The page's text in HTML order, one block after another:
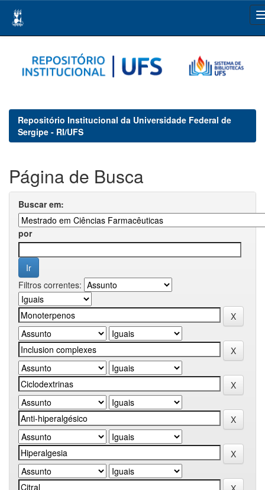
navigation
Repositório Institucional da Universidade Federal de
Sergipe - RI/UFS
Página de Busca
Buscar em:
por
Filtros correntes: